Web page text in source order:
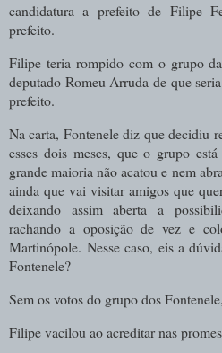
candidatura a prefeito de Filipe
prefeito.
Filipe teria rompido com o grupo
deputado Romeu Arruda de que
prefeito.
Na carta, Fontenele diz que decidiu
esses dois meses, que o grupo
grande maioria não acatou e nem
ainda que vai visitar amigos que
deixando assim aberta a
rachando a oposição de vez e
Martinópole.Nesse caso, eis a
Fontenele?
Sem os votos do grupo dos
Filipe vacilou ao acreditar nas